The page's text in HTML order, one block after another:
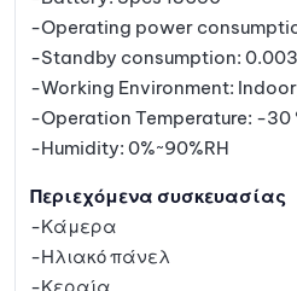
-Operating power
-Standby consumption:
-Working Environment:
-Operation Temperature: -30
-Humidity: 0%~90%RH
Περιεχόμενα συσκευασίας
-Κάμερα
-Ηλιακό πάνελ